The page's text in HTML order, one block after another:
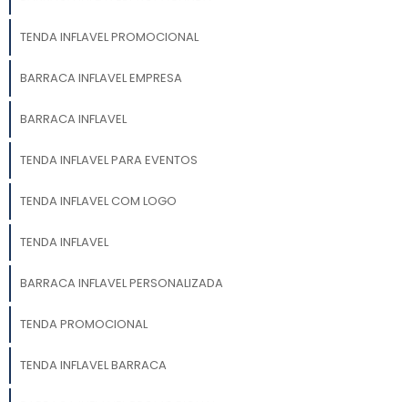
TENDA INFLAVEL PROMOCIONAL
BARRACA INFLAVEL EMPRESA
BARRACA INFLAVEL
TENDA INFLAVEL PARA EVENTOS
TENDA INFLAVEL COM LOGO
TENDA INFLAVEL
BARRACA INFLAVEL PERSONALIZADA
TENDA PROMOCIONAL
TENDA INFLAVEL BARRACA